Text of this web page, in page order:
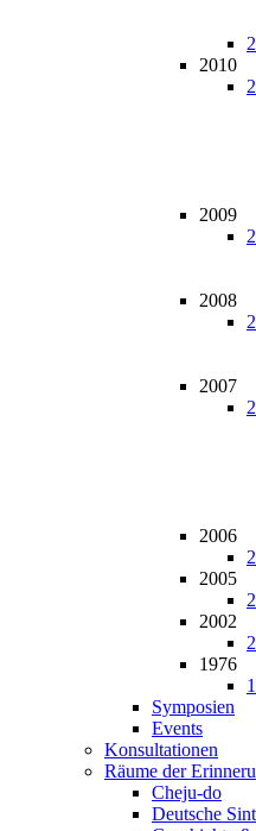
2010
2009
2008
2007
2006
2005
2002
1976
Symposien
Events
Konsultationen
Räume der
Cheju-do
Deutsche